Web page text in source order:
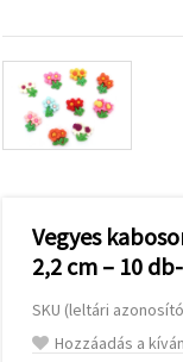
a
valamint
relevánsabb
tartalmat
hirdetéseket
analitikai és
marketingpartnereink
segítségével
Az "Összes
elfogadása"
gombra
Vegyes
2,2 cm – 10
SKU (leltári
Hozzáadás a